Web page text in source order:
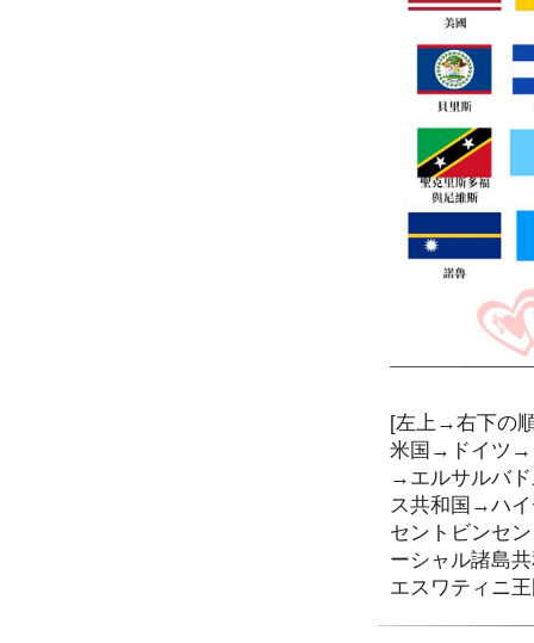
[左上→右下の
米国→ドイツ→
→エルサルバ
ス共和国→ハ
セントビンセ
ーシャル諸島
エスワティニ